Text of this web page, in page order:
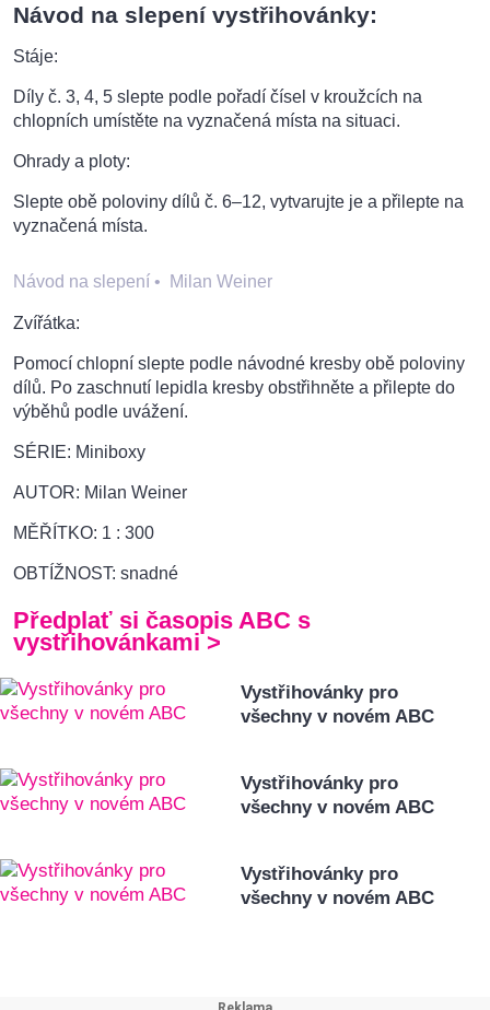
Návod na slepení vystřihovánky:
Stáje:
Díly č. 3, 4, 5 slepte podle pořadí čísel v kroužcích na
chlopních umístěte na vyznačená místa na situaci.
Ohrady a ploty:
Slepte obě poloviny dílů č. 6–12, vytvarujte je a přilepte na
vyznačená místa.
Návod na slepení • Milan Weiner
Zvířátka:
Pomocí chlopní slepte podle návodné kresby obě poloviny
dílů. Po zaschnutí lepidla kresby obstřihněte a přilepte do
výběhů podle uvážení.
SÉRIE: Miniboxy
AUTOR: Milan Weiner
MĚŘÍTKO: 1 : 300
OBTÍŽNOST: snadné
Předplať si časopis ABC s
vystřihovánkami >
Vystřihovánky pro
všechny v novém ABC
Vystřihovánky pro
všechny v novém ABC
Vystřihovánky pro
všechny v novém ABC